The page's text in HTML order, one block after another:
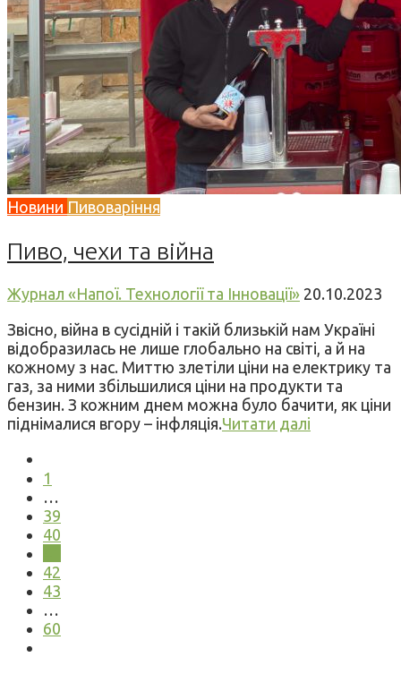
Новини Пивоваріння
Пиво, чехи та війна
Журнал «Напої. Технології та Інновації» 20.10.2023
Звісно, війна в сусідній і такій близькій нам Україні
відобразилась не лише глобально на світі, а й на
кожному з нас. Миттю злетіли ціни на електрику та
газ, за ними збільшилися ціни на продукти та
бензин. З кожним днем можна було бачити, як ціни
піднімалися вгору – інфляція.Читати далі
1
…
39
40
42
43
…
60